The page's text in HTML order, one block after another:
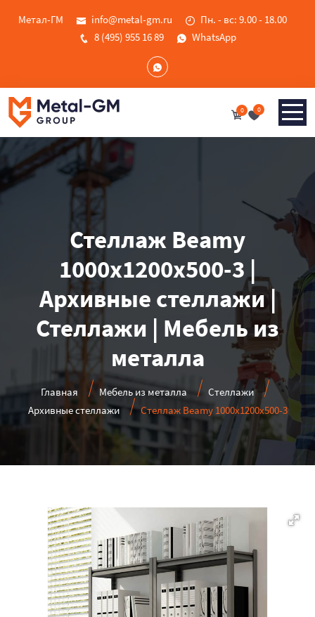
Метал-ГМ info@metal-gm.ru
Пн. - вс: 9.00 - 18.00
8 (495) 955 16 89
WhatsApp
0 0
Стеллаж Beamy
1000x1200x500-3 |
Архивные стеллажи |
Стеллажи | Мебель из
металла
Главная Мебель из металла
Стеллажи
Архивные стеллажи
Стеллаж Beamy 1000x1200x500-3